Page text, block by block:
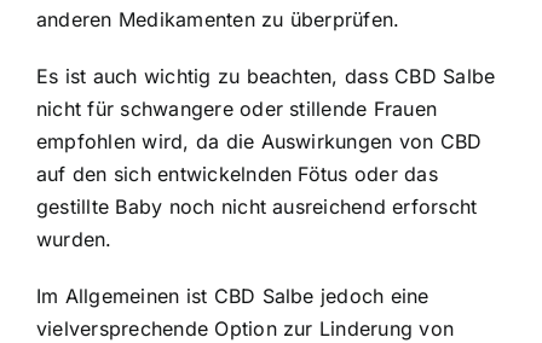
anderen Medikamenten zu überprüfen.
Es ist auch wichtig zu beachten, dass CBD Salbe
nicht für schwangere oder stillende Frauen
empfohlen wird, da die Auswirkungen von CBD
auf den sich entwickelnden Fötus oder das
gestillte Baby noch nicht ausreichend erforscht
wurden.
Im Allgemeinen ist CBD Salbe jedoch eine
vielversprechende Option zur Linderung von